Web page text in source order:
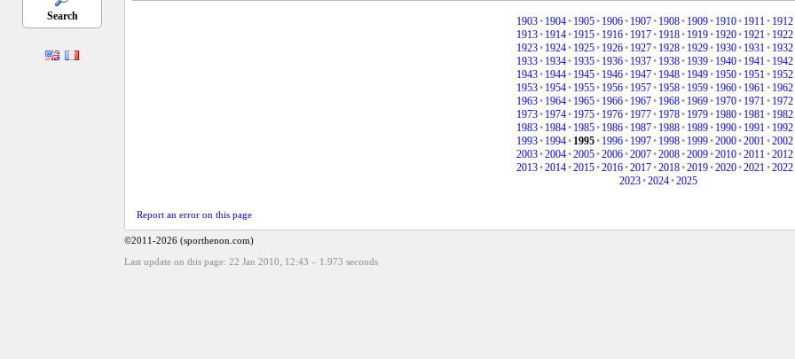
Search 1903• 1904• 1905• 1906• 1907• 1908• 1909• 1910• 1911• 1912
1913• 1914• 1915• 1916• 1917• 1918• 1919• 1920• 1921• 1922
1923• 1924• 1925• 1926• 1927• 1928• 1929• 1930• 1931• 1932
1933• 1934• 1935• 1936• 1937• 1938• 1939• 1940• 1941• 1942
1943• 1944• 1945• 1946• 1947• 1948• 1949• 1950• 1951• 1952
1953• 1954• 1955• 1956• 1957• 1958• 1959• 1960• 1961• 1962
1963• 1964• 1965• 1966• 1967• 1968• 1969• 1970• 1971• 1972
1973• 1974• 1975• 1976• 1977• 1978• 1979• 1980• 1981• 1982
1983• 1984• 1985• 1986• 1987• 1988• 1989• 1990• 1991• 1992
1993• 1994• 1995• 1996• 1997• 1998• 1999•2000•2001•2002
2003•2004•2005•2006•2007•2008•2009•2010•2011•2012
2013•2014•2015•2016•2017•2018•2019•2020•2021•2022
2023•2024•2025
Report an error on this page
©2011-2026 (sporthenon.com)
Last update on this page: 22 Jan 2010, 12:43 – 1.973 seconds